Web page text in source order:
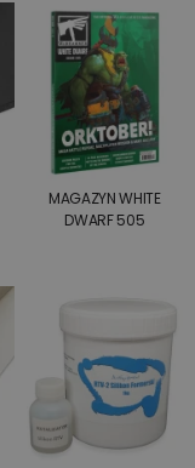
MAGAZYN WHITE
DWARF 505